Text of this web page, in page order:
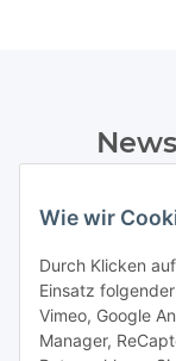
Wie wir
Durch Klicken
Einsatz
Vimeo, Google
Manager,